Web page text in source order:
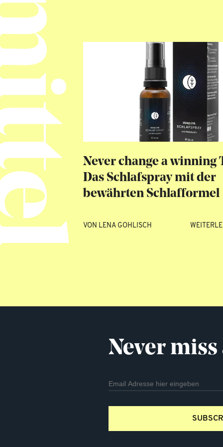
→
Never change a winning
Das Schlafspray mit der
bewährten Schlafformel
VON LENA GOHLISCH
Never